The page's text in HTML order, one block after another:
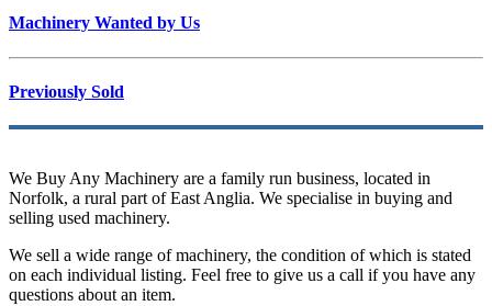
Machinery Wanted by Us
Previously Sold
We Buy Any Machinery are a family run business, located in
Norfolk, a rural part of East Anglia. We specialise in buying and
selling used machinery.
We sell a wide range of machinery, the condition of which is stated
on each individual listing. Feel free to give us a call if you have any
questions about an item.